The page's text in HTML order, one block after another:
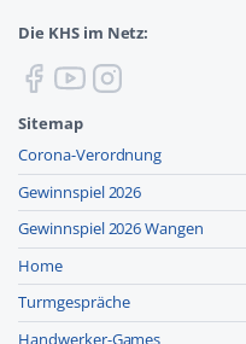
Die KHS im Netz:
Sitemap
Corona-Verordnung
Gewinnspiel 2026
Gewinnspiel 2026 Wangen
Home
Turmgespräche
Handwerker-Games